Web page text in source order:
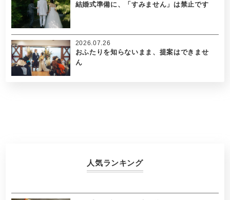
結婚式準備に、「すみません」は禁止です
おふたりを知らないまま、提案はできませ
ん
2026.07.26
人気ランキング